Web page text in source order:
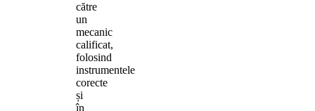
către
un
mecanic
calificat,
folosind
instrumentele
corecte
și
în